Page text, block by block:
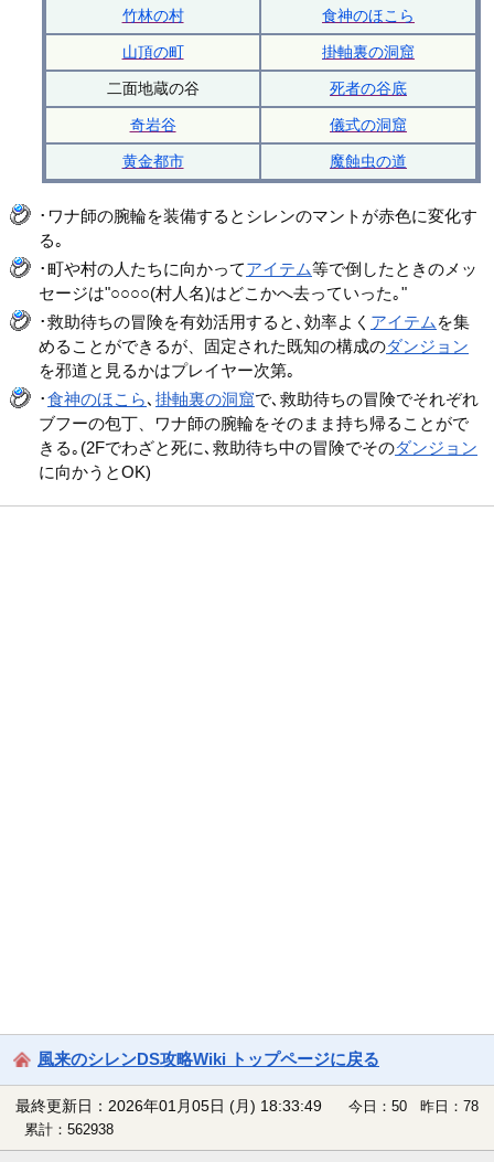
竹林の村 食神のほこら
山頂の町 掛軸裏の洞窟
二面地蔵の谷 死者の谷底
奇岩谷 儀式の洞窟
黄金都市 魔蝕虫の道
･ワナ師の腕輪を装備するとシレンのマントが赤色に変化す
る｡
･町や村の人たちに向かってアイテム等で倒したときのメッ
セージは"○○○○(村人名)はどこかへ去っていった｡"
･救助待ちの冒険を有効活用すると､効率よく アイテム を集
めることができるが、固定された既知の構成のダンジョン
を邪道と見るかはプレイヤー次第｡
･食神のほこら､掛軸裏の洞窟で､救助待ちの冒険でそれぞれ
ブフーの包丁、ワナ師の腕輪をそのまま持ち帰ることがで
きる｡(2Fでわざと死に､救助待ち中の冒険でそのダンジョン
に向かうとOK)
風来のシレンDS攻略Wiki トップページに戻る
最終更新日：2026年01月05日 (月) 18:33:49
今日：50 昨日：78
累計：562938